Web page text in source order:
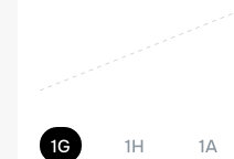
1G 1H 1A